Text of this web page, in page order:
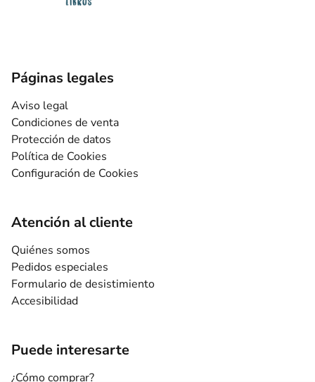
Páginas legales
Aviso legal
Condiciones de venta
Protección de datos
Política de Cookies
Configuración de Cookies
Atención al cliente
Quiénes somos
Pedidos especiales
Formulario de desistimiento
Accesibilidad
Puede interesarte
¿Cómo comprar?